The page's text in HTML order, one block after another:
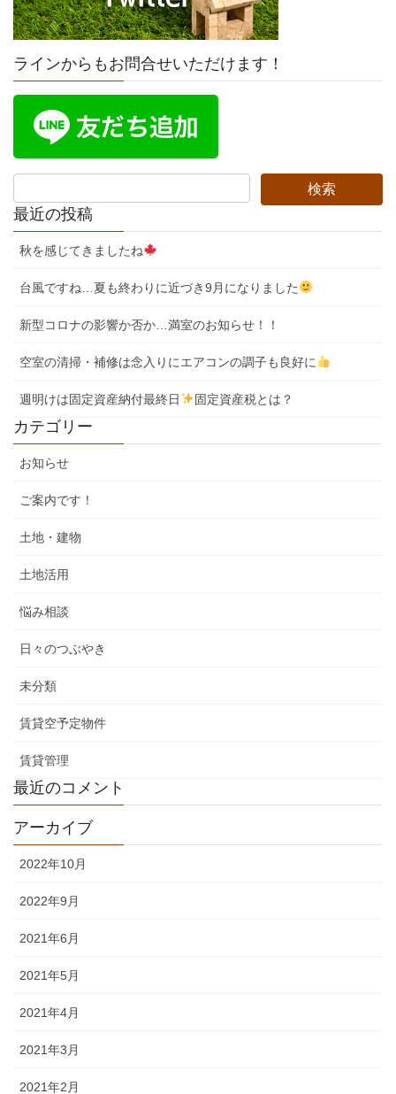
ラインからもお問合せいただけます！
最近の投稿
秋を感じてきましたね
台風ですね…夏も終わりに近づき9月になりました
新型コロナの影響か否か…満室のお知らせ！！
空室の清掃・補修は念入りにエアコンの調子も良好に
週明けは固定資産納付最終日 固定資産税とは？
カテゴリー
お知らせ
ご案内です！
土地・建物
土地活用
悩み相談
日々のつぶやき
未分類
賃貸空予定物件
賃貸管理
最近のコメント
アーカイブ
2022年10月
2022年9月
2021年6月
2021年5月
2021年4月
2021年3月
2021年2月